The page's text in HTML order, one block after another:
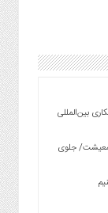
بین‌المللی
معیشت/ جلوی